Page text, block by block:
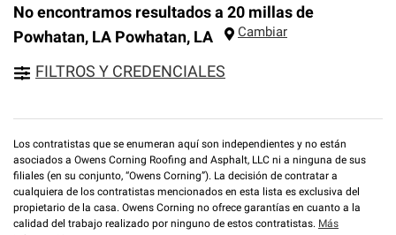
No encontramos resultados a 20 millas de
Powhatan, LA Powhatan, LA Cambiar
FILTROS Y CREDENCIALES
Los contratistas que se enumeran aquí son independientes y no están
asociados a Owens Corning Roofing and Asphalt, LLC ni a ninguna de sus
filiales (en su conjunto, “Owens Corning”). La decisión de contratar a
cualquiera de los contratistas mencionados en esta lista es exclusiva del
propietario de la casa. Owens Corning no ofrece garantías en cuanto a la
calidad del trabajo realizado por ninguno de estos contratistas. Más